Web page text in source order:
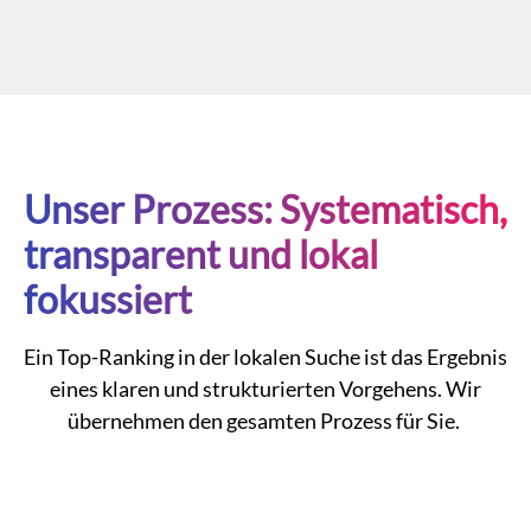
Unser Prozess: Systematisch,
transparent und lokal
fokussiert
Ein Top-Ranking in der lokalen Suche ist das Ergebnis
eines klaren und strukturierten Vorgehens. Wir
übernehmen den gesamten Prozess für Sie.